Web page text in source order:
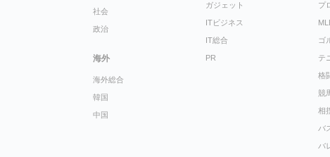
社会
政治
海外
海外総合
韓国
中国
ガジェット
ITビジネス
IT総合
PR
プ
ゴ
テ
格
競
相
バ
バ